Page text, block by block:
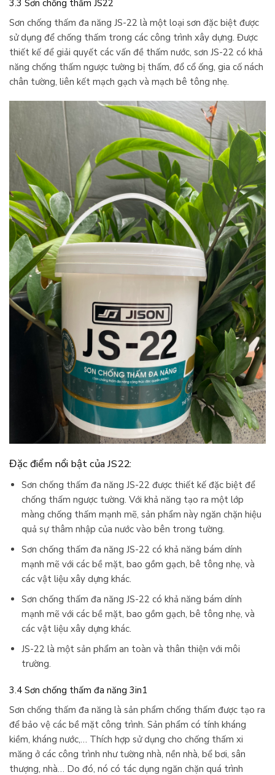
3.3 Sơn chống thấm JS22
Sơn chống thấm đa năng JS-22 là một loại sơn đặc biệt được
sử dụng để chống thấm trong các công trình xây dựng. Được
thiết kế để giải quyết các vấn đề thấm nước, sơn JS-22 có khả
năng chống thấm ngược tường bị thấm, đổ cổ ống, gia cố nách
chân tường, liên kết mạch gạch và mạch bê tông nhẹ.
Đặc điểm nổi bật của JS22:
Sơn chống thấm đa năng JS-22 được thiết kế đặc biệt để
chống thấm ngược tường. Với khả năng tạo ra một lớp
màng chống thấm mạnh mẽ, sản phẩm này ngăn chặn hiệu
quả sự thâm nhập của nước vào bên trong tường.
Sơn chống thấm đa năng JS-22 có khả năng bám dính
mạnh mẽ với các bề mặt, bao gồm gạch, bê tông nhẹ, và
các vật liệu xây dựng khác.
Sơn chống thấm đa năng JS-22 có khả năng bám dính
mạnh mẽ với các bề mặt, bao gồm gạch, bê tông nhẹ, và
các vật liệu xây dựng khác.
JS-22 là một sản phẩm an toàn và thân thiện với môi
trường.
3.4 Sơn chống thấm đa năng 3in1
Sơn chống thấm đa năng là sản phẩm chống thấm được tạo ra
để bảo vệ các bề mặt công trình. Sản phẩm có tính kháng
kiềm, kháng nước,… Thích hợp sử dụng cho chống thấm xi
măng ở các công trình như tường nhà, nền nhà, bể bơi, sân
thượng, nhà… Do đó, nó có tác dụng ngăn chặn quá trình